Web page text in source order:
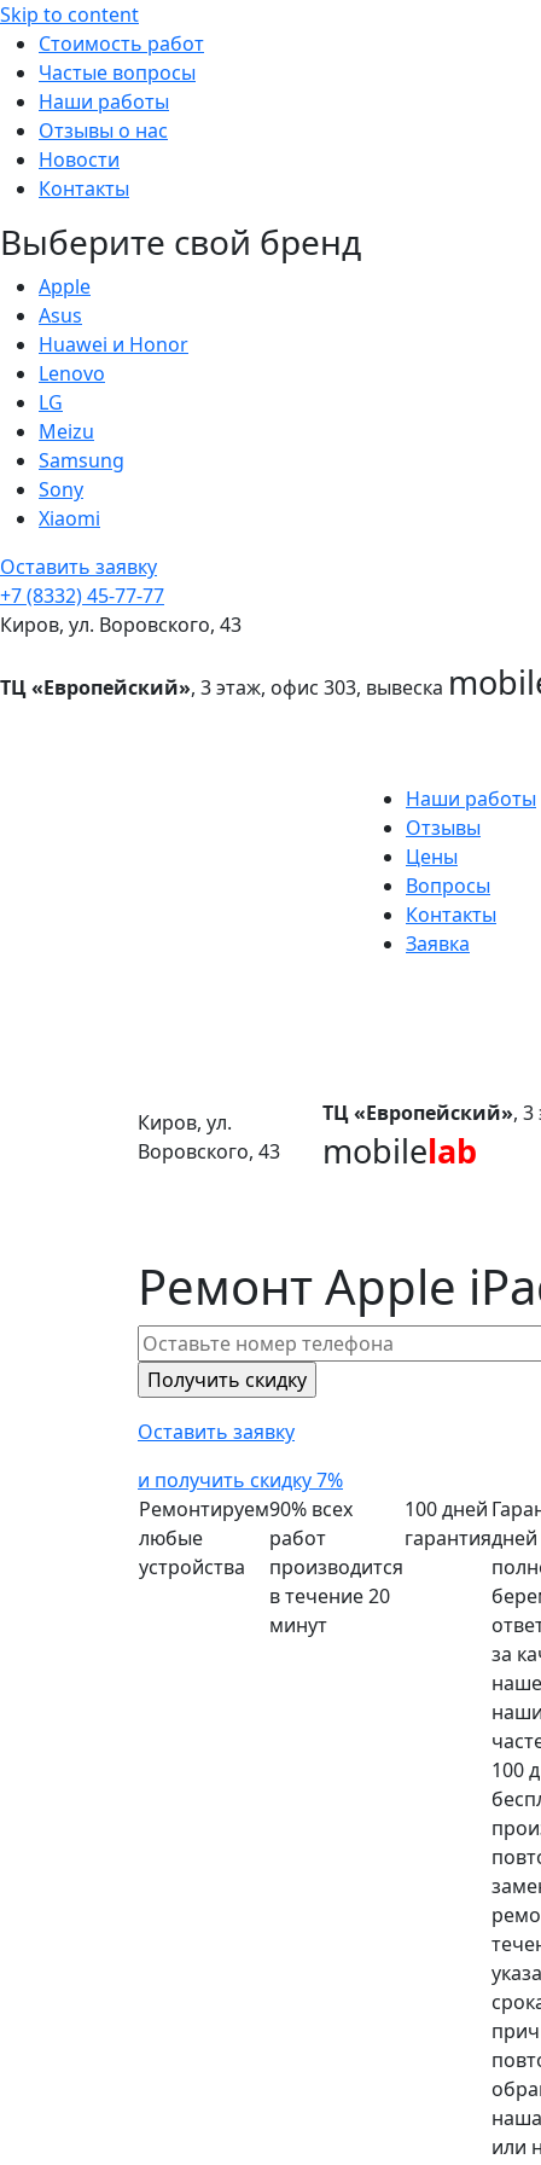
Skip to content
Стоимость работ
Частые вопросы
Наши работы
Отзывы о нас
Новости
Контакты
Выберите свой бренд
Apple
Asus
Huawei и Honor
Lenovo
LG
Meizu
Samsung
Sony
Xiaomi
Оставить заявку
+7 (8332) 45-77-77
Киров, ул. Воровского, 43
ТЦ «Европейский», 3 этаж, офис 303, вывеска
Наши работы
Отзывы
Цены
Вопросы
Контакты
Заявка
Киров, ул.
Воровского, 43
ТЦ «Европейский», 3
mobilelab
Ремонт Apple
Оставить заявку
и получить скидку 7%
Ремонтируем
любые
устройства
90% всех
работ
производится
в течение 20
минут
100 дней
гарантия
за
100
или